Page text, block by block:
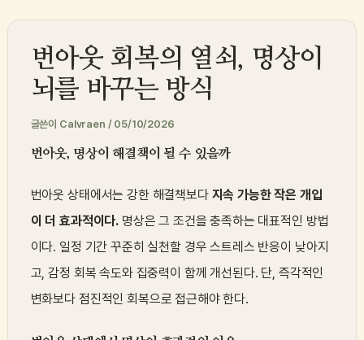
번아웃 회복의 열쇠, 명상이
뇌를 바꾸는 방식
글쓴이 Calvraen / 05/10/2026
번아웃, 명상이 해결책이 될 수 있을까
번아웃 상태에서는 강한 해결책보다 지속 가능한 작은 개입
이 더 효과적이다. 명상은 그 조건을 충족하는 대표적인 방법
이다. 일정 기간 꾸준히 실천할 경우 스트레스 반응이 낮아지
고, 감정 회복 속도와 집중력이 함께 개선된다. 단, 즉각적인
변화보다 점진적인 회복으로 접근해야 한다.